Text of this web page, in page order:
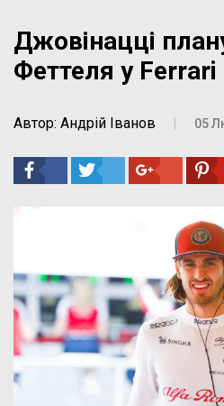
Джовінацці
Феттеля у Ferrari
Автор: Андрій Іванов | 05